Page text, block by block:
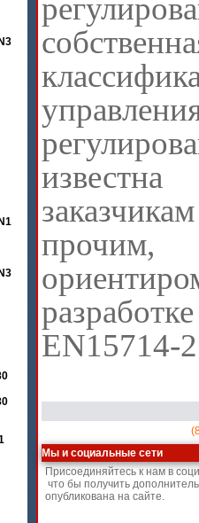
EN15714-
Мы и социальные сети
Присоединяйтесь к нам в
что бы получить
опубликована на сайте.